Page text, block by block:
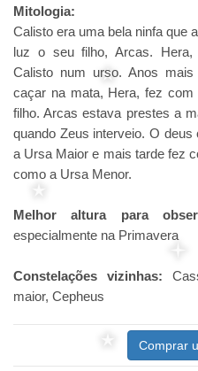
Mitologia:
Calisto era uma bela ninfa que
luz o seu filho, Arcas. Hera,
Calisto num urso. Anos
caçar na mata, Hera, fez
filho. Arcas estava prestes a
quando Zeus interveio. O
a Ursa Maior e mais tarde fez
como a Ursa Menor.
Melhor altura para
especialmente na Primavera
Constelações vizinhas:
maior, Cepheus
Comprar